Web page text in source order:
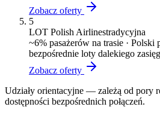
Zobacz oferty
5
LOT Polish Airlinestradycyjna
~6% pasażerów na trasie · Polski
bezpośrednie loty dalekiego
Zobacz oferty
Udziały orientacyjne — zależą od pory
dostępności bezpośrednich połączeń.